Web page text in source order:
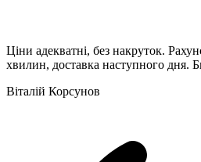
Ціни адекватні, без накруток.
хвилин, доставка наступного дня.
Віталій Корсунов